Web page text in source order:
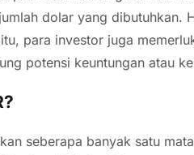
dolar yang dibutuhkan.
para investor juga
potensi keuntungan atau
seberapa banyak satu